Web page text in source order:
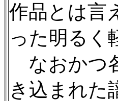
作品とは言
った明るく
なおかつ
き込まれた